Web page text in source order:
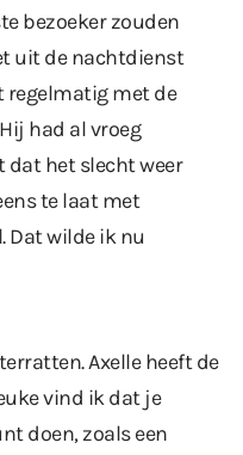
bezoeker zouden
uit de nachtdienst
regelmatig met de
had al vroeg
dat het slecht weer
te laat met
Dat wilde ik nu
Axelle heeft de
vind ik dat je
doen, zoals een